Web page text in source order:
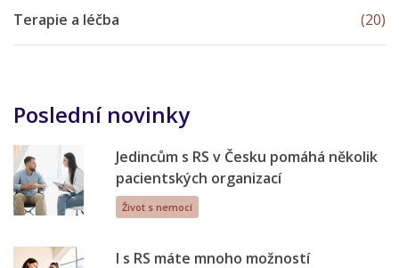
Terapie a léčba (20)
Poslední novinky
Jedincům s RS v Česku pomáhá několik
pacientských organizací
Život s nemocí
I s RS máte mnoho možností